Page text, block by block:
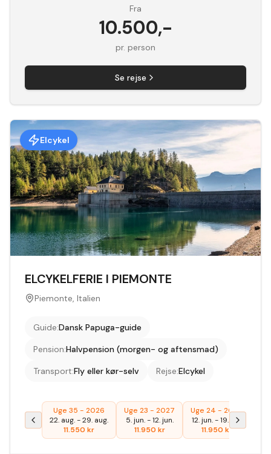
Fra
10.500,-
pr. person
Se rejse
Elcykel
ELCYKELFERIE I PIEMONTE
Piemonte, Italien
Guide:Dansk Papuga-guide
Pension:Halvpension (morgen- og aftensmad)
Transport:Fly eller kør-selv Rejse:Elcykel
Uge 35 - 2026
22. aug.-29. aug.
11.550 kr
Uge 23 - 2027
5. jun.-12. jun.
11.950 kr
Uge 24 - 2027
12. jun.-19. jun.
11.950 kr